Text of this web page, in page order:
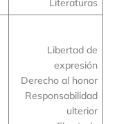
Libertad de
expresión
Derecho al honor
Responsabilidad
ulterior